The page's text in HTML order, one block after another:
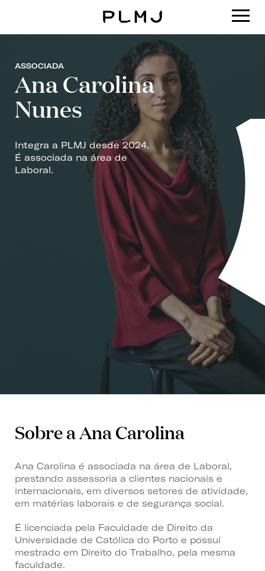
ASSOCIADA
Ana Carolina
Nunes
Integra a PLMJ desde 2024.
É associada na área de
Laboral.
Sobre a Ana Carolina
Ana Carolina é associada na área de Laboral,
prestando assessoria a clientes nacionais e
internacionais, em diversos setores de atividade,
em matérias laborais e de segurança social.
É licenciada pela Faculdade de Direito da
Universidade de Católica do Porto e possuí
mestrado em Direito do Trabalho, pela mesma
faculdade.